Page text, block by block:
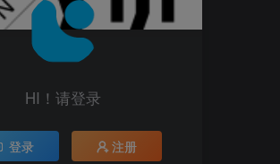
HI！请登录
登录 注册